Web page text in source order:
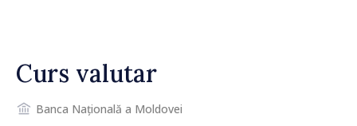
Curs valutar
Banca Națională a Moldovei